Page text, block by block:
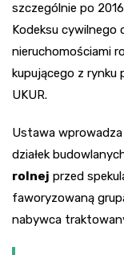
szczególnie po
Kodeksu cywilnego
nieruchomościami
kupującego z
UKUR.
Ustawa
działek
rolnej przed
faworyzowaną
nabywca